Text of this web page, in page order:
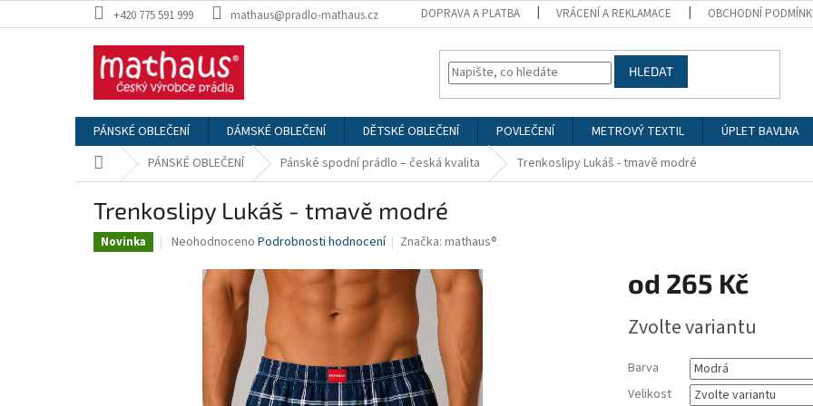
na
+420 775 591 999 mathaus@pradlo-mathaus.cz DOPRAVA A PLATBA VRÁCENÍ A REKLAMACE OBCHODNÍ
HLEDAT
PÁNSKÉ OBLEČENÍ DÁMSKÉ OBLEČENÍ DĚTSKÉ OBLEČENÍ POVLEČENÍ METROVÝ TEXTIL ÚPLET BAVLNA
Domů PÁNSKÉ OBLEČENÍ Pánské spodní prádlo – česká kvalita Trenkoslipy Lukáš - tmavě modré
Trenkoslipy Lukáš - tmavě modré
Novinka
Průměrné
produktu
hvězdiček.
Neohodnoceno Podrobnosti hodnocení Značka:mathaus®
od 265 Kč
cena:
Zvolte variantu
Barva
Velikost